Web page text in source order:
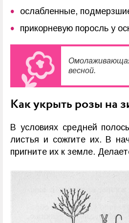
ослабленные,
прикорневую поросль у
весной.
Как укрыть розы на
В условиях средней
листья и сожгите их. В
пригните их к земле.